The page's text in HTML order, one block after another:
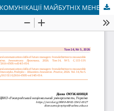
НАВИЧКИ МІЖКУЛЬТУРНОЇ КОМУНІКАЦІЇ МАЙБУТНІХ МЕНЕДЖЕРІВ: ВІД ВИЗНАЧЕННЯ ДО ВИМІРЮВАНИХ РЕЗУЛЬТАТІВ ПІДГОТОВКИ